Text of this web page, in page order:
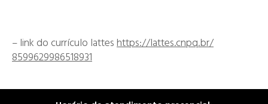
– link do currículo latteshttps://lattes.cnpq.br/
8599629986518931